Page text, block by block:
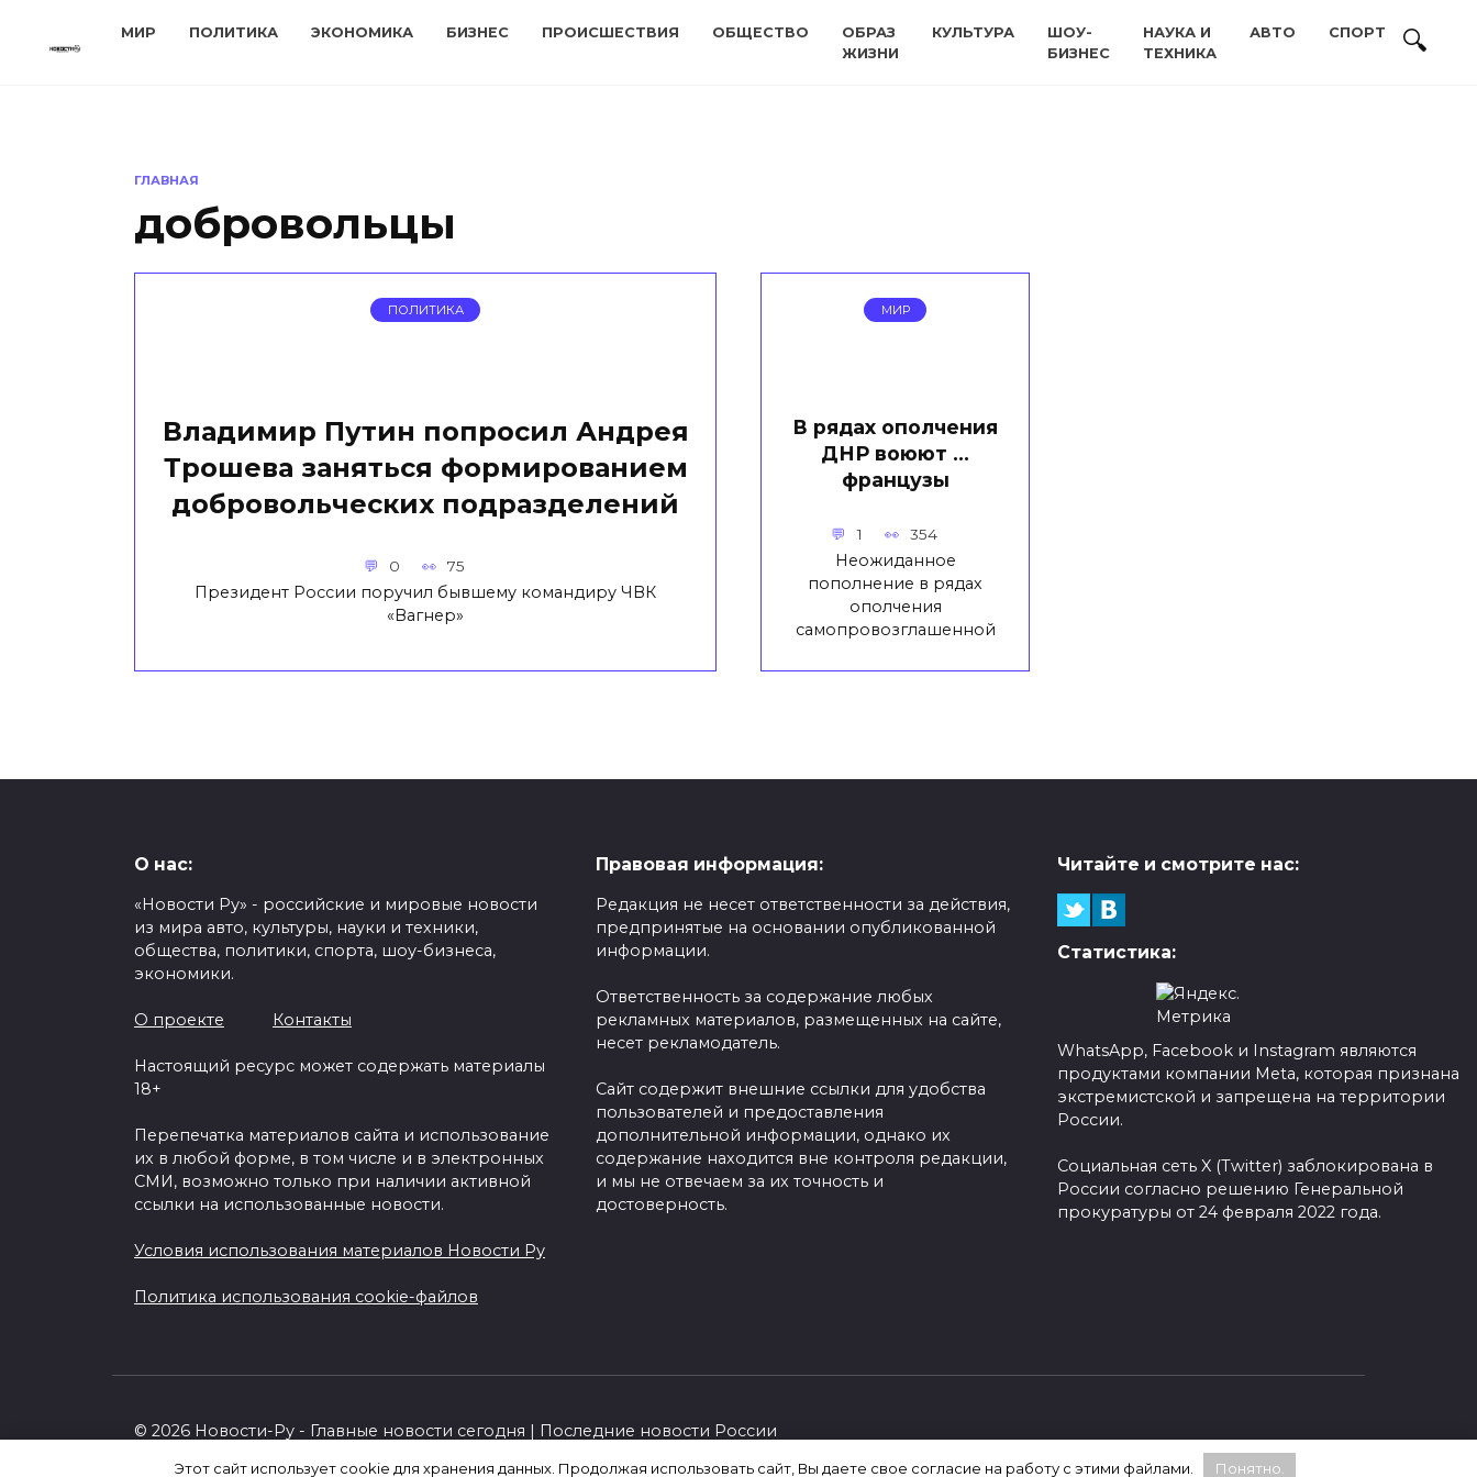
МИР ПОЛИТИКА ЭКОНОМИКА БИЗНЕС ПРОИСШЕСТВИЯ ОБЩЕСТВО
ОБРАЗ
ЖИЗНИ
КУЛЬТУРА
ШОУ-
БИЗНЕС
НАУКА И
ТЕХНИКА
АВТО СПОРТ
ГЛАВНАЯ
добровольцы
ПОЛИТИКА
Владимир Путин попросил Андрея
Трошева заняться формированием
добровольческих подразделений
0 75
Президент России поручил бывшему командиру ЧВК
«Вагнер»
МИР
В рядах ополчения
ДНР воюют …
французы
1 354
Неожиданное
пополнение в рядах
ополчения
самопровозглашенной
О нас:
«Новости Ру» - российские и мировые новости
из мира авто, культуры, науки и техники,
общества, политики, спорта, шоу-бизнеса,
экономики.
О проекте Контакты
Настоящий ресурс может содержать материалы
18+
Перепечатка материалов сайта и использование
их в любой форме, в том числе и в электронных
СМИ, возможно только при наличии активной
ссылки на использованные новости.
Условия использования материалов Новости Ру
Политика использования cookie-файлов
Правовая информация:
Редакция не несет ответственности за действия,
предпринятые на основании опубликованной
информации.
Ответственность за содержание любых
рекламных материалов, размещенных на сайте,
несет рекламодатель.
Сайт содержит внешние ссылки для удобства
пользователей и предоставления
дополнительной информации, однако их
содержание находится вне контроля редакции,
и мы не отвечаем за их точность и
достоверность.
Читайте и смотрите нас:
Статистика:
WhatsApp, Facebook и Instagram являются
продуктами компании Meta, которая признана
экстремистской и запрещена на территории
России.
Социальная сеть X (Twitter) заблокирована в
России согласно решению Генеральной
прокуратуры от 24 февраля 2022 года.
© 2026 Новости-Ру - Главные новости сегодня | Последние новости России
Этот сайт использует cookie для хранения данных. Продолжая использовать сайт, Вы даете свое согласие на работу с этими файлами. Понятно.